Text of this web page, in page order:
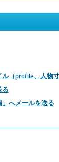
（profile、人物寸
る
」へメールを送る